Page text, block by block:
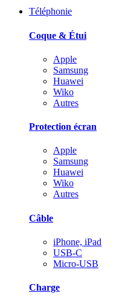
Téléphonie
Coque & Étui
Apple
Samsung
Huawei
Wiko
Autres
Protection écran
Apple
Samsung
Huawei
Wiko
Autres
Câble
iPhone, iPad
USB-C
Micro-USB
Charge